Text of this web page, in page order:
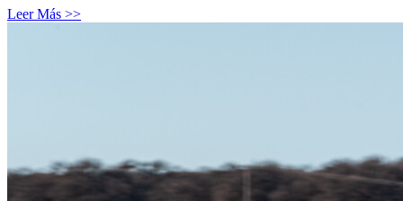
Leer Más >>